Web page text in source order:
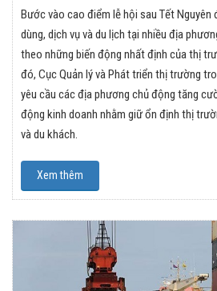
Bước vào cao điểm lễ hội sau Tết Nguyên
dùng, dịch vụ và du lịch tại nhiều địa
theo những biến động nhất định của thị
đó, Cục Quản lý và Phát triển thị trường
yêu cầu các địa phương chủ động tăng
động kinh doanh nhằm giữ ổn định thị
và du khách.
Xem thêm